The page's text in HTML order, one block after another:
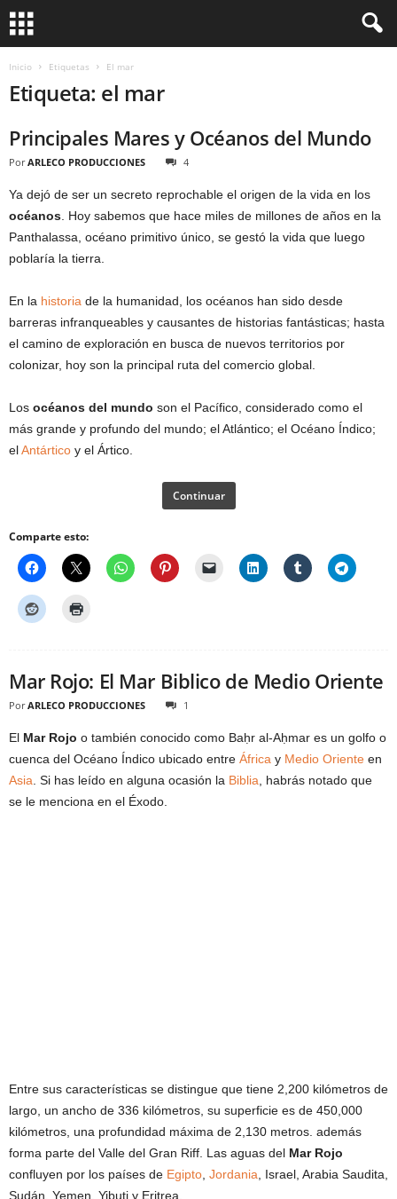
Inicio Etiquetas El mar
Etiqueta: el mar
Principales Mares y Océanos del Mundo
Por ARLECO PRODUCCIONES 4
Ya dejó de ser un secreto reprochable el origen de la vida en los
océanos . Hoy sabemos que hace miles de millones de años en la
Panthalassa, océano primitivo único, se gestó la vida que luego
poblaría la tierra.
En la historia de la humanidad, los océanos han sido desde
barreras infranqueables y causantes de historias fantásticas; hasta
el camino de exploración en busca de nuevos territorios por
colonizar, hoy son la principal ruta del comercio global.
Los océanos del mundo son el Pacífico, considerado como el
más grande y profundo del mundo; el Atlántico; el Océano Índico;
elAntártico y el Ártico.
Continuar
Comparte esto:
Mar Rojo: El Mar Biblico de Medio Oriente
Por ARLECO PRODUCCIONES 1
El Mar Rojo o también conocido como Baḥr al-Aḥmar es un golfo o
cuenca del Océano Índico ubicado entre África y Medio Oriente en
Asia . Si has leído en alguna ocasión la Biblia , habrás notado que
se le menciona en el Éxodo.
Entre sus características se distingue que tiene 2,200 kilómetros de
largo, un ancho de 336 kilómetros, su superficie es de 450,000
kilómetros, una profundidad máxima de 2,130 metros. además
forma parte del Valle del Gran Riff. Las aguas del Mar Rojo
confluyen por los países de Egipto Jordania , Israel, Arabia Saudita,
Sudán, Yemen, Yibuti y Eritrea.